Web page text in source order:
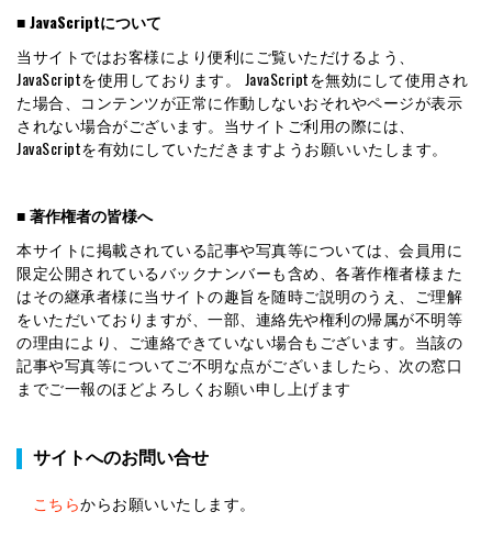
■ JavaScriptについて
当サイトではお客様により便利にご覧いただけるよう、
JavaScriptを使用しております。 JavaScriptを無効にして使用され
た場合、コンテンツが正常に作動しないおそれやページが表示
されない場合がございます。当サイトご利用の際には、
JavaScriptを有効にしていただきますようお願いいたします。
■ 著作権者の皆様へ
本サイトに掲載されている記事や写真等については、会員用に
限定公開されているバックナンバーも含め、各著作権者様また
はその継承者様に当サイトの趣旨を随時ご説明のうえ、ご理解
をいただいておりますが、一部、連絡先や権利の帰属が不明等
の理由により、ご連絡できていない場合もございます。当該の
記事や写真等についてご不明な点がございましたら、次の窓口
までご一報のほどよろしくお願い申し上げます
サイトへのお問い合せ
こちらからお願いいたします。